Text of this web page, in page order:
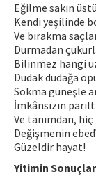
Eğilme sakın
Kendi yeşilinde
Ve bırakma
Durmadan
Bilinmez hangi
Dudak dudağa
Sokma güneşle
İmkânsızın
Ve tanımdan,
Değişmenin
Güzeldir hayat!
Yitimin